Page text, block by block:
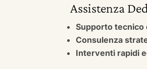
Assistenza
Supporto tecnico
Consulenza
Interventi rapidi